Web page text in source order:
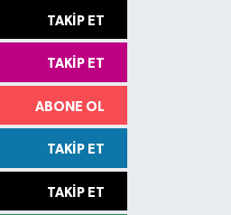
TAKIP ET
TAKIP ET
ABONE OL
TAKIP ET
TAKIP ET